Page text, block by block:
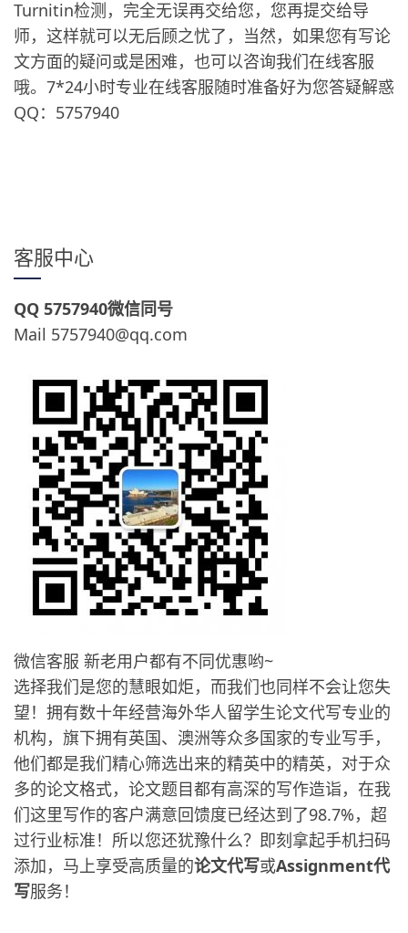
Turnitin检测，完全无误再交给您，您再提交给导
师，这样就可以无后顾之忧了，当然，如果您有写论
文方面的疑问或是困难，也可以咨询我们在线客服
哦。7*24小时专业在线客服随时准备好为您答疑解惑
QQ：5757940
客服中心
QQ 5757940微信同号
Mail 5757940@qq.com
微信客服 新老用户都有不同优惠哟~
选择我们是您的慧眼如炬，而我们也同样不会让您失
望！拥有数十年经营海外华人留学生论文代写专业的
机构，旗下拥有英国、澳洲等众多国家的专业写手，
他们都是我们精心筛选出来的精英中的精英，对于众
多的论文格式，论文题目都有高深的写作造诣，在我
们这里写作的客户满意回馈度已经达到了98.7%，超
过行业标准！所以您还犹豫什么？即刻拿起手机扫码
添加，马上享受高质量的论文代写或Assignment代
写服务！